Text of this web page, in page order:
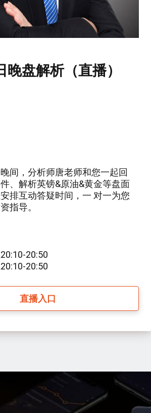
盘解析（直播）
间，分析师唐老师和您一起回
、解析英镑&原油&黄金等盘面
排互动答疑时间，一 对一为您
指导。
20:50
20:50
直播入口